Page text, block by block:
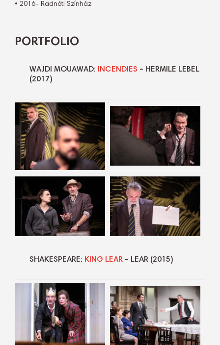
• 2016- Radnóti Színház
PORTFOLIO
WAJDI MOUAWAD: INCENDIES – HERMILE LEBEL
(2017)
SHAKESPEARE: KING LEAR – LEAR (2015)